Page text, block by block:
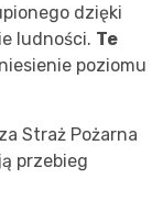
dzięki
ludności. Te
poziomu
Straż Pożarna
przebieg